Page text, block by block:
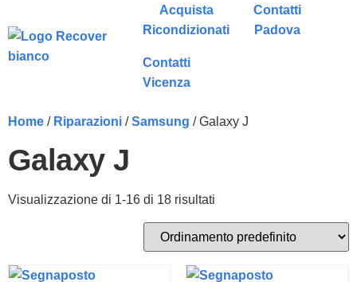
Acquista
Ricondizionati
Contatti
Padova
Contatti
Vicenza
Home / Riparazioni /Samsung / Galaxy J
Galaxy J
Visualizzazione di 1-16 di 18 risultati